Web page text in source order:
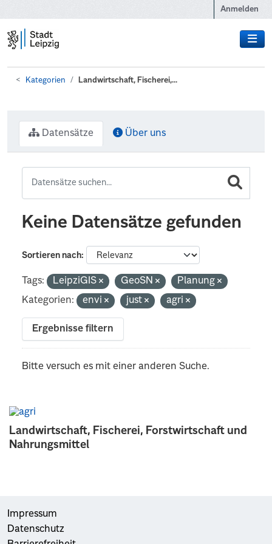
Anmelden
Kategorien Landwirtschaft, Fischerei,...
Landwirtschaft, Fischerei, Forstwirtschaft und
Nahrungsmittel
Datensätze Über uns
Keine Datensätze gefunden
Sortieren nach
Tags: LeipziGIS GeoSN
Planung
Kategorien:
envi just agri
Ergebnisse filtern
Bitte versuch es mit einer anderen Suche.
Impressum
Datenschutz